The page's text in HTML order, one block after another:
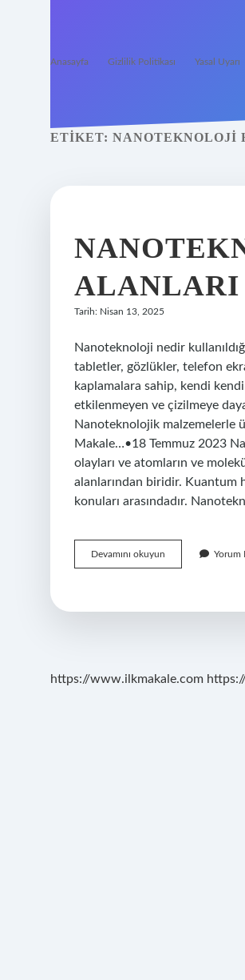
Anasayfa Gizlilik Politikası Yasal Uyarı
ETIKET: NANOTEKNOLOJI
ALANLARI
Tarih: Nisan 13, 2025
Nanoteknoloji nedir
tabletler, gözlükler, telefon
kaplamalara sahip, kendi
etkilenmeyen ve çizilmeye
Nanoteknolojik malzemelerle
Makale…•18 Temmuz 2023
olayları ve atomların ve
alanlarından biridir. Kuantum
konuları arasındadır.
Devamını okuyun Nanoteknoloji
Uygulama
Yorum
https://www.ilkmakale.com